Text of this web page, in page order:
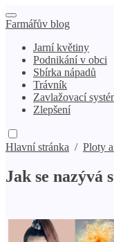
Farmářův blog
Jarní květiny
Podnikání v obci
Sbírka nápadů
Trávník
Zavlažovací
Zlepšení
Hlavní stránka / Ploty
Jak se nazývá